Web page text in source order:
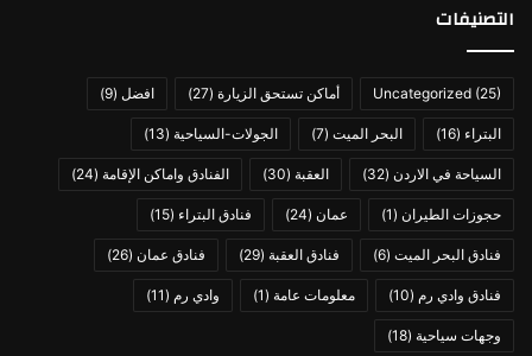
مطعم Jordan Seasons Hotel العقبة
الأنشطة والفعاليات المتاحة في
فندق فصول الاردن العقبة
يقدم لك الفندق مجموعة من الأنشطة والفعاليات المسلية والتي
ستجعل من إقامتك ذكرى مميزة في حياتك، نذكر بعضاً من هذه
الأنشطة:
التصنيفات
Uncategorized (25) أماكن تستحق الزيارة (27) افضل (9)
البتراء (16) البحر الميت (7) الجولات-السياحية (13)
السياحة في الاردن (32) العقبة (30) الفنادق واماكن الإقامة (24)
حجوزات الطيران (1) عمان (24) فنادق البتراء (15)
فنادق البحر الميت (6) فنادق العقبة (29) فنادق عمان (26)
فنادق وادي رم (10) معلومات عامة (1) وادي رم (11)
وجهات سياحية (18)